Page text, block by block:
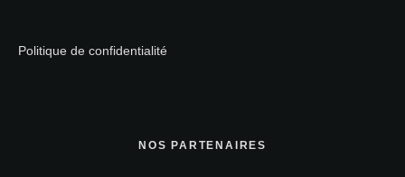
Politique de confidentialité
NOS PARTENAIRES